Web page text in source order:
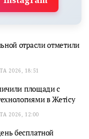
отрасли отметили
2026, 18:51
площади с
в Жетісу
2026, 12:00
бесплатной